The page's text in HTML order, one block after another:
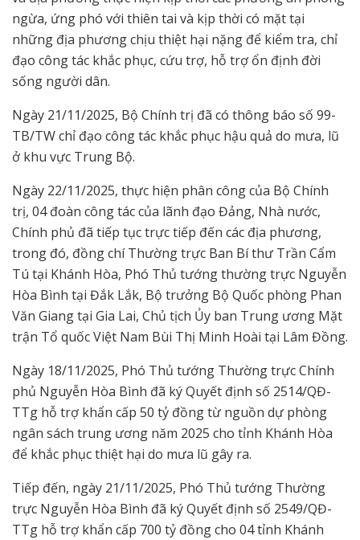
ngừa, ứng phó với thiên tai và kịp thời có mặt tại
những địa phương chịu thiệt hại nặng để kiểm tra, chỉ
đạo công tác khắc phục, cứu trợ, hỗ trợ ổn định đời
sống người dân.
Ngày 21/11/2025, Bộ Chính trị đã có thông báo số 99-
TB/TW chỉ đạo công tác khắc phục hậu quả do mưa, lũ
ở khu vực Trung Bộ.
Ngày 22/11/2025, thực hiện phân công của Bộ Chính
trị, 04 đoàn công tác của lãnh đạo Đảng, Nhà nước,
Chính phủ đã tiếp tục trực tiếp đến các địa phương,
trong đó, đồng chí Thường trực Ban Bí thư Trần Cẩm
Tú tại Khánh Hòa, Phó Thủ tướng thường trực Nguyễn
Hòa Bình tại Đắk Lắk, Bộ trưởng Bộ Quốc phòng Phan
Văn Giang tại Gia Lai, Chủ tịch Ủy ban Trung ương Mặt
trận Tổ quốc Việt Nam Bùi Thị Minh Hoài tại Lâm Đồng.
Ngày 18/11/2025, Phó Thủ tướng Thường trực Chính
phủ Nguyễn Hòa Bình đã ký Quyết định số 2514/QĐ-
TTg hỗ trợ khẩn cấp 50 tỷ đồng từ nguồn dự phòng
ngân sách trung ương năm 2025 cho tỉnh Khánh Hòa
để khắc phục thiệt hại do mưa lũ gây ra.
Tiếp đến, ngày 21/11/2025, Phó Thủ tướng Thường
trực Nguyễn Hòa Bình đã ký Quyết định số 2549/QĐ-
TTg hỗ trợ khẩn cấp 700 tỷ đồng cho 04 tỉnh Khánh